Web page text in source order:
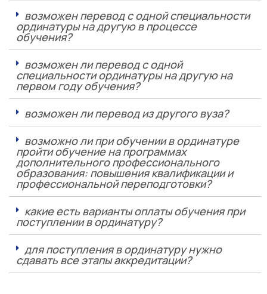
возможен перевод с одной специальности
ординатуры на другую в процессе
обучения?
возможен ли перевод с одной
специальности ординатуры на другую на
первом году обучения?
возможен ли перевод из другого вуза?
возможно ли при обучении в ординатуре
пройти обучение на программах
дополнительного профессионального
образования: повышения квалификации и
профессиональной переподготовки?
какие есть варианты оплаты обучения при
поступлении в ординатуру?
для поступления в ординатуру нужно
сдавать все этапы аккредитации?